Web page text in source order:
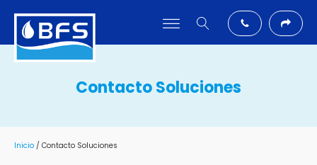
Contacto Soluciones
Inicio / Contacto Soluciones